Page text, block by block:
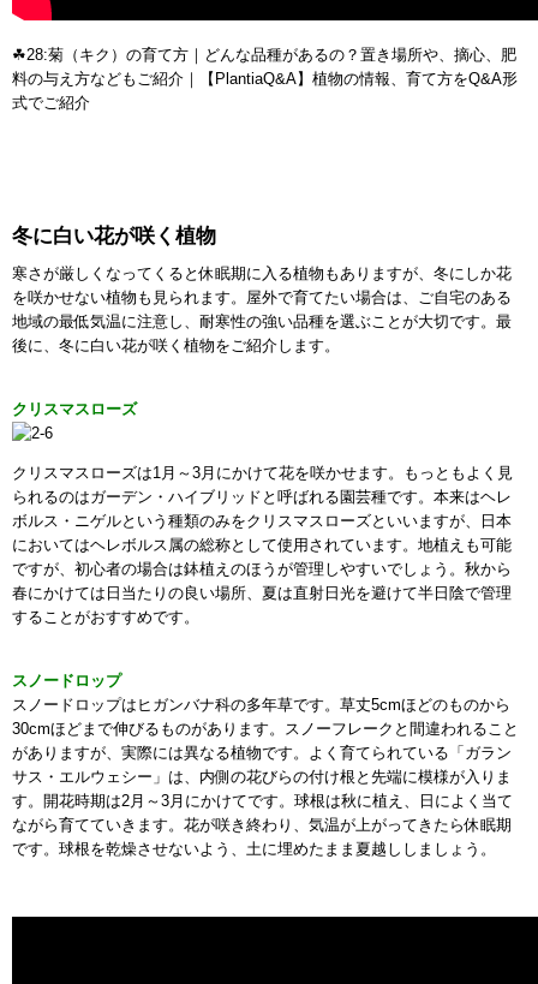
☘28:菊（キク）の育て方｜どんな品種があるの？置き場所や、摘心、肥
料の与え方などもご紹介｜【PlantiaQ&A】植物の情報、育て方をQ&A形
式でご紹介
冬に白い花が咲く植物
寒さが厳しくなってくると休眠期に入る植物もありますが、冬にしか花
を咲かせない植物も見られます。屋外で育てたい場合は、ご自宅のある
地域の最低気温に注意し、耐寒性の強い品種を選ぶことが大切です。最
後に、冬に白い花が咲く植物をご紹介します。
クリスマスローズ
クリスマスローズは1月～3月にかけて花を咲かせます。もっともよく見
られるのはガーデン・ハイブリッドと呼ばれる園芸種です。本来はヘレ
ボルス・ニゲルという種類のみをクリスマスローズといいますが、日本
においてはヘレボルス属の総称として使用されています。地植えも可能
ですが、初心者の場合は鉢植えのほうが管理しやすいでしょう。秋から
春にかけては日当たりの良い場所、夏は直射日光を避けて半日陰で管理
することがおすすめです。
スノードロップ
スノードロップはヒガンバナ科の多年草です。草丈5cmほどのものから
30cmほどまで伸びるものがあります。スノーフレークと間違われること
がありますが、実際には異なる植物です。よく育てられている「ガラン
サス・エルウェシー」は、内側の花びらの付け根と先端に模様が入りま
す。開花時期は2月～3月にかけてです。球根は秋に植え、日によく当て
ながら育てていきます。花が咲き終わり、気温が上がってきたら休眠期
です。球根を乾燥させないよう、土に埋めたまま夏越ししましょう。